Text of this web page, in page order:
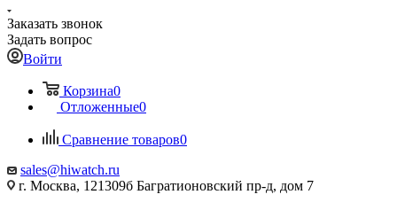
Заказать звонок
Задать вопрос
Войти
Корзина0
Отложенные0
Сравнение товаров0
sales@hiwatch.ru
г. Москва, 121309б Багратионовский пр-д, дом 7